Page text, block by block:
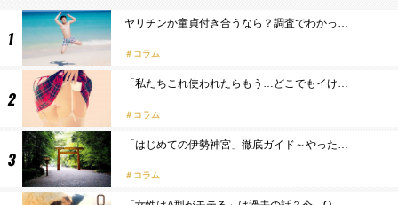
ヤリチンか童貞付き合うなら？調査でわかっ…
コラム
「私たちこれ使われたらもう…どこでもイけ…
コラム
「はじめての伊勢神宮」徹底ガイド～やった…
コラム